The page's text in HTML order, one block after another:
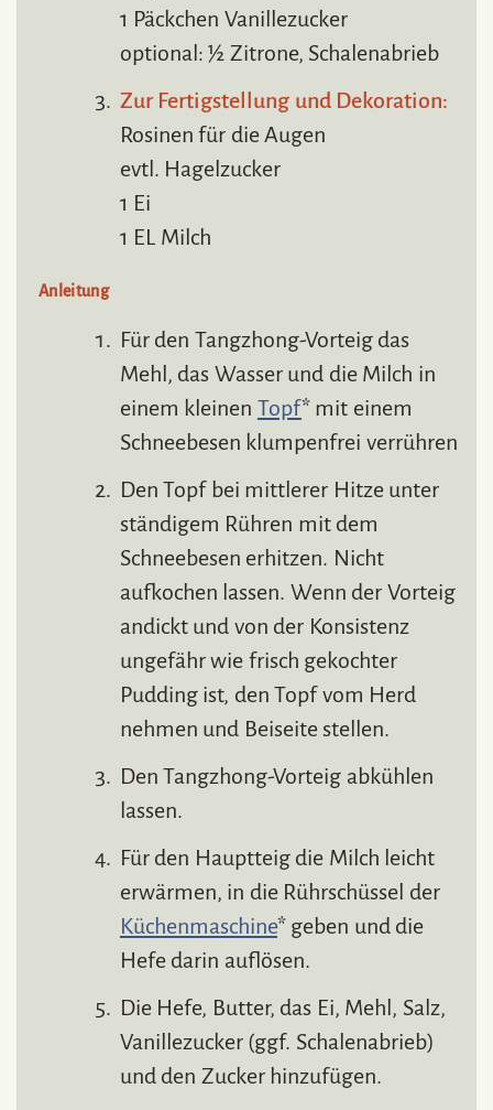
1 Päckchen Vanillezucker
optional: ½ Zitrone, Schalenabrieb
Zur Fertigstellung und Dekoration:
Rosinen für die Augen
evtl. Hagelzucker
1 Ei
1 EL Milch
Anleitung
Für den Tangzhong-Vorteig das
Mehl, das Wasser und die Milch in
einem kleinen Topf* mit einem
Schneebesen klumpenfrei verrühren
Den Topf bei mittlerer Hitze unter
ständigem Rühren mit dem
Schneebesen erhitzen. Nicht
aufkochen lassen. Wenn der Vorteig
andickt und von der Konsistenz
ungefähr wie frisch gekochter
Pudding ist, den Topf vom Herd
nehmen und Beiseite stellen.
Den Tangzhong-Vorteig abkühlen
lassen.
Für den Hauptteig die Milch leicht
erwärmen, in die Rührschüssel der
Küchenmaschine* geben und die
Hefe darin auflösen.
Die Hefe, Butter, das Ei, Mehl, Salz,
Vanillezucker (ggf. Schalenabrieb)
und den Zucker hinzufügen.